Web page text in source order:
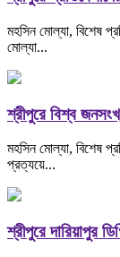
মহসিন মোল্যা, বিশেষ
মোল্যা...
শ্রীপুরে বিশ্ব
মহসিন মোল্যা, বিশেষ
প্রত্যয়ে...
শ্রীপুরে দারিয়াপুর